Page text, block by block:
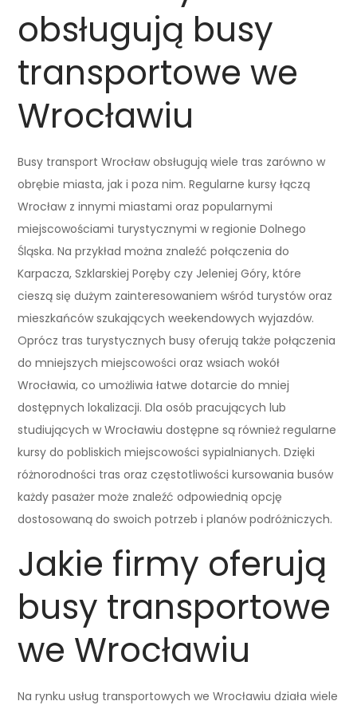
obsługują busy
transportowe we
Wrocławiu
Busy transport Wrocław obsługują wiele tras zarówno w
obrębie miasta, jak i poza nim. Regularne kursy łączą
Wrocław z innymi miastami oraz popularnymi
miejscowościami turystycznymi w regionie Dolnego
Śląska. Na przykład można znaleźć połączenia do
Karpacza, Szklarskiej Poręby czy Jeleniej Góry, które
cieszą się dużym zainteresowaniem wśród turystów oraz
mieszkańców szukających weekendowych wyjazdów.
Oprócz tras turystycznych busy oferują także połączenia
do mniejszych miejscowości oraz wsiach wokół
Wrocławia, co umożliwia łatwe dotarcie do mniej
dostępnych lokalizacji. Dla osób pracujących lub
studiujących w Wrocławiu dostępne są również regularne
kursy do pobliskich miejscowości sypialnianych. Dzięki
różnorodności tras oraz częstotliwości kursowania busów
każdy pasażer może znaleźć odpowiednią opcję
dostosowaną do swoich potrzeb i planów podróżniczych.
Jakie firmy oferują
busy transportowe
we Wrocławiu
Na rynku usług transportowych we Wrocławiu działa wiele